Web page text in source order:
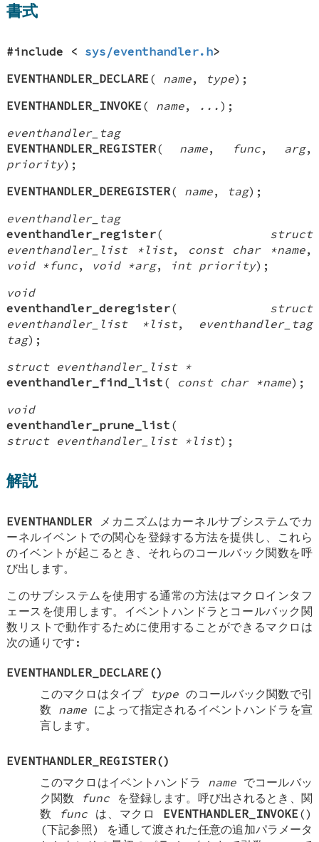
書式
#include < sys/eventhandler.h>
EVENTHANDLER_DECLARE ( name, type);
EVENTHANDLER_INVOKE ( name, ... );
eventhandler_tag
EVENTHANDLER_REGISTER( name, func, arg,
priority);
EVENTHANDLER_DEREGISTER( name, tag);
eventhandler_tag
eventhandler_register( struct
eventhandler_list *list, const char *name,
void *func, void *arg, int priority);
void
eventhandler_deregister( struct
eventhandler_list *list,
eventhandler_tag
tag);
struct eventhandler_list *
eventhandler_find_list ( const char *name);
void
eventhandler_prune_list (
struct eventhandler_list *list);
解説
EVENTHANDLER メカニズムはカーネルサブシステムでカ
ーネルイベントでの関心を登録する方法を提供し、これら
のイベントが起こるとき、それらのコールバック関数を呼
び出します。
このサブシステムを使用する通常の方法はマクロインタフ
ェースを使用します。イベントハンドラとコールバック関
数リストで動作するために使用することができるマクロは
次の通りです:
EVENTHANDLER_DECLARE ()
このマクロはタイプ type のコールバック関数で引
数 name によって指定されるイベントハンドラを宣
言します。
EVENTHANDLER_REGISTER()
このマクロはイベントハンドラ nameでコールバッ
ク関数
func を登録します。呼び出されるとき、関
数
func は、マクロ EVENTHANDLER_INVOKE ()
(下記参照) を通して渡された任意の追加パラメータ